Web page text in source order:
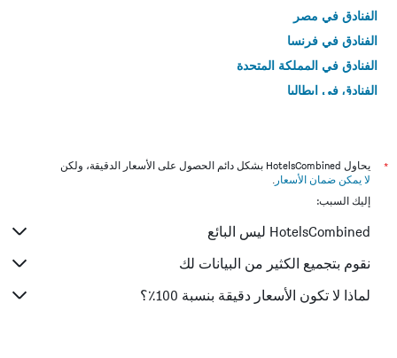
الفنادق في مصر
الفنادق في فرنسا
الفنادق في المملكة المتحدة
الفنادق في إيطاليا
*
يحاول HotelsCombined بشكل دائم الحصول على الأسعار الدقيقة، ولكن
لا يمكن ضمان الأسعار .
إليك السبب:
HotelsCombined ليس البائع
نقوم بتجميع الكثير من البيانات لك
لماذا لا تكون الأسعار دقيقة بنسبة 100٪؟